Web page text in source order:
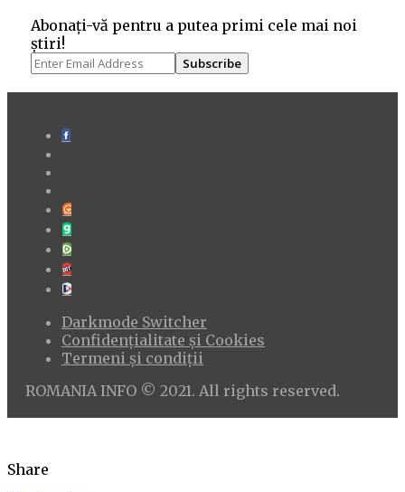
Abonați-vă pentru a putea primi cele mai noi
știri!
Subscribe
Darkmode Switcher
Confidențialitate și Cookies
Termeni și condiții
ROMANIA INFO © 2021. All rights reserved.
Share